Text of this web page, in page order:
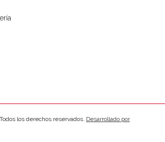
los derechos reservados. Desarrollado por